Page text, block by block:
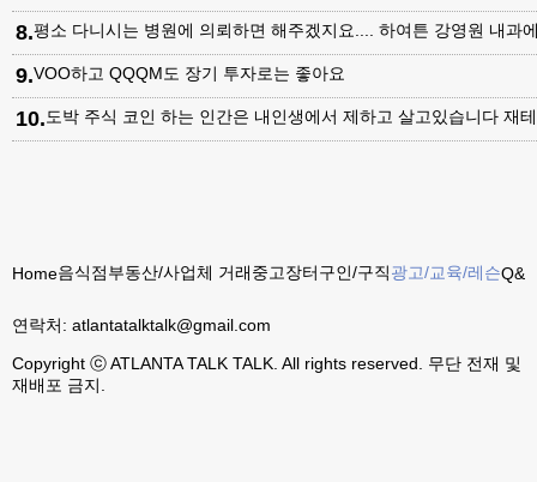
8.평소 다니시는 병원에 의뢰하면 해주겠지요.... 하여튼 강영원 내과
9.VOO하고 QQQM도 장기 투자로는 좋아요
10.도박 주식 코인 하는 인간은 내인생에서 제하고 살고있습니다 재
Home음식점부동산/사업체 거래중고장터구인/구직광고/교육/레슨Q&A
연락처: atlantatalktalk@gmail.com
Copyright ⓒ ATLANTA TALK TALK. All rights reserved. 무단 전재 및
재배포 금지.